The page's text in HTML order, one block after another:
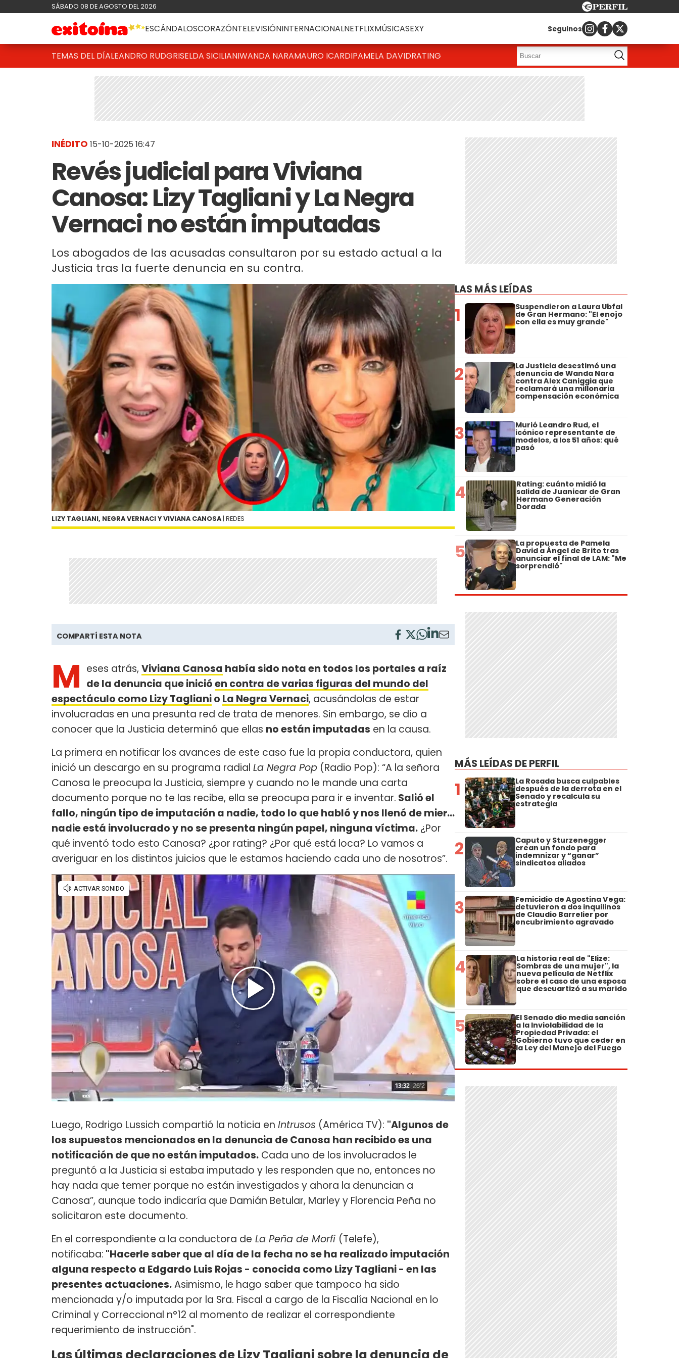
SÁBADO 08 DE AGOSTO DEL 2026
ESCÁNDALOSCORAZÓNTELEVISIÓNINTERNACIONALNETFLIXMÚSICASEXY Seguinos
TEMAS DEL DÍALEANDRO RUDGRISELDA SICILIANIWANDA NARAMAURO ICARDIPAMELA DAVIDRATING
INÉDITO 15-10-2025 16:47
Revés judicial para Viviana
Canosa: Lizy Tagliani y La Negra
Vernaci no están imputadas
Los abogados de las acusadas consultaron por su estado actual a la
Justicia tras la fuerte denuncia en su contra.
LIZY TAGLIANI, NEGRA VERNACI Y VIVIANA CANOSA | REDES
COMPARTÍ ESTA NOTA
M eses atrás, Viviana Canosa había sido nota en todos los portales a raíz
de la denuncia que inicióen contra de varias figuras del mundo del
espectáculo como Lizy Taglianio La Negra Vernaci, acusándolas de estar
involucradas en una presunta red de trata de menores. Sin embargo, se dio a
conocer que la Justicia determinó que ellas no están imputadas en la causa.
La primera en notificar los avances de este caso fue la propia conductora, quien
inició un descargo en su programa radial La Negra Pop (Radio Pop): “A la señora
Canosa le preocupa la Justicia, siempre y cuando no le mande una carta
documento porque no te las recibe, ella se preocupa para ir e inventar. Salió el
fallo, ningún tipo de imputación a nadie, todo lo que habló y nos llenó de mier…
nadie está involucrado y no se presenta ningún papel, ninguna víctima. ¿Por
qué inventó todo esto Canosa? ¿por rating? ¿Por qué está loca? Lo vamos a
averiguar en los distintos juicios que le estamos haciendo cada uno de nosotros”.
Luego, Rodrigo Lussich compartió la noticia en Intrusos (América TV): "Algunos de
los supuestos mencionados en la denuncia de Canosa han recibido es una
notificación de que no están imputados. Cada uno de los involucrados le
preguntó a la Justicia si estaba imputado y les responden que no, entonces no
hay nada que temer porque no están investigados y ahora la denuncian a
Canosa”, aunque todo indicaría que Damián Betular, Marley y Florencia Peña no
solicitaron este documento.
En el correspondiente a la conductora de La Peña de Morfi (Telefe),
notificaba: "Hacerle saber que al día de la fecha no se ha realizado imputación
alguna respecto a Edgardo Luis Rojas - conocida como Lizy Tagliani - en las
presentes actuaciones.Asimismo, le hago saber que tampoco ha sido
mencionada y/o imputada por la Sra. Fiscal a cargo de la Fiscalía Nacional en lo
Criminal y Correccional n°12 al momento de realizar el correspondiente
requerimiento de instrucción".
LAS MÁS LEÍDAS
1 Suspendieron a Laura Ubfal
de Gran Hermano: "El enojo
con ella es muy grande"
2 La Justicia desestimó una
denuncia de Wanda Nara
contra Alex Caniggia que
reclamará una millonaria
compensación económica
3 Murió Leandro Rud, el
icónico representante de
modelos, a los 51 años: qué
pasó
4 Rating: cuánto midió la
salida de Juanicar de Gran
Hermano Generación
Dorada
5 La propuesta de Pamela
David a Ángel de Brito tras
anunciar el final de LAM: "Me
sorprendió"
MÁS LEÍDAS DE PERFIL
1 La Rosada busca culpables
después de la derrota en el
Senado y recalcula su
estrategia
2 Caputo y Sturzenegger
crean un fondo para
indemnizar y “ganar”
sindicatos aliados
3 Femicidio de Agostina Vega:
detuvieron a dos inquilinos
de Claudio Barrelier por
encubrimiento agravado
4 La historia real de "Elize:
Sombras de una mujer", la
nueva película de Netflix
sobre el caso de una esposa
que descuartizó a su marido
5 El Senado dio media sanción
a la Inviolabilidad de la
Propiedad Privada: el
Gobierno tuvo que ceder en
la Ley del Manejo del Fuego